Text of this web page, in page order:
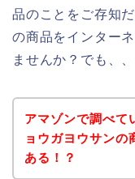
品のことをご存知
の商品をインター
ませんか？でも、、
アマゾンで調べて
ョウガヨウサンの
ある！？